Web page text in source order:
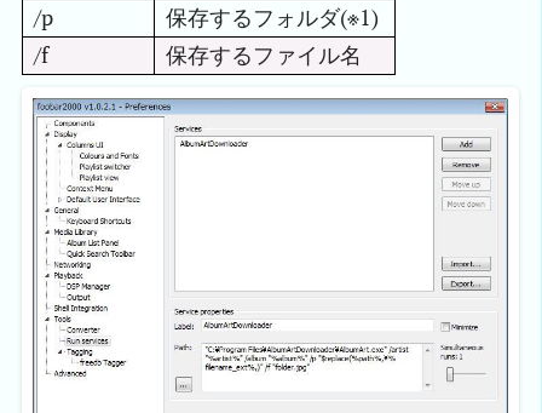
/p
保存するフォルダ(※1)
/f
保存するファイル名